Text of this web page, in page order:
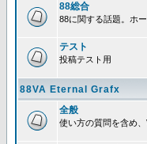
88総合
88に関する話題。ホ
テスト
投稿テスト用
88VA Eternal Grafx
全般
使い方の質問を含め、